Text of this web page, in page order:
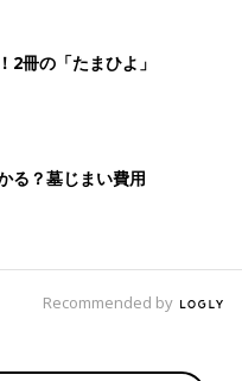
2冊の「たまひよ」
る？墓じまい費用
Recommended by